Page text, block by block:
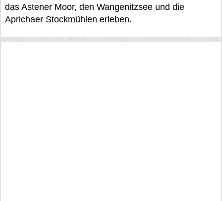
das Astener Moor, den Wangenitzsee und die
Aprichaer Stockmühlen erleben.